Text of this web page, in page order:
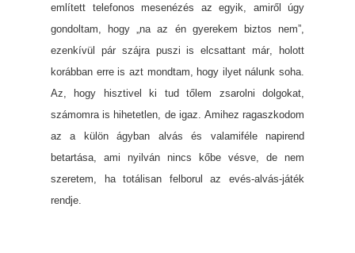
említett telefonos mesenézés az egyik, amiről úgy
gondoltam, hogy „na az én gyerekem biztos nem”,
ezenkívül pár szájra puszi is elcsattant már, holott
korábban erre is azt mondtam, hogy ilyet nálunk soha.
Az, hogy hisztivel ki tud tőlem zsarolni dolgokat,
számomra is hihetetlen, de igaz. Amihez ragaszkodom
az a külön ágyban alvás és valamiféle napirend
betartása, ami nyilván nincs kőbe vésve, de nem
szeretem, ha totálisan felborul az evés-alvás-játék
rendje.